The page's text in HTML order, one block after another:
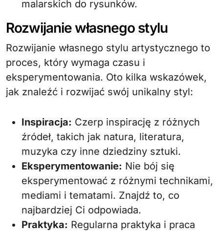
malarskich do rysunków.
Rozwijanie własnego stylu
Rozwijanie własnego stylu artystycznego to
proces, który wymaga czasu i
eksperymentowania. Oto kilka wskazówek,
jak znaleźć i rozwijać swój unikalny styl:
Inspiracja: Czerp inspirację z różnych
źródeł, takich jak natura, literatura,
muzyka czy inne dziedziny sztuki.
Eksperymentowanie: Nie bój się
eksperymentować z różnymi technikami,
mediami i tematami. Znajdź to, co
najbardziej Ci odpowiada.
Praktyka: Regularna praktyka i praca